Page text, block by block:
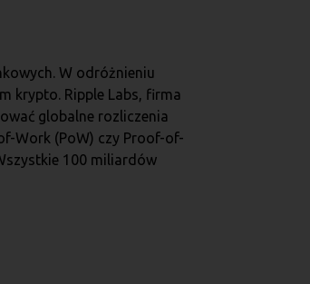
W odróżnieniu
krypto. Ripple Labs, firma
globalne rozliczenia
Work (PoW) czy Proof-of-
100 miliardów